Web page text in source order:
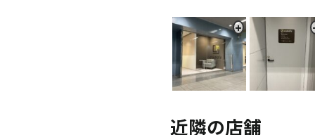
近隣の店舗